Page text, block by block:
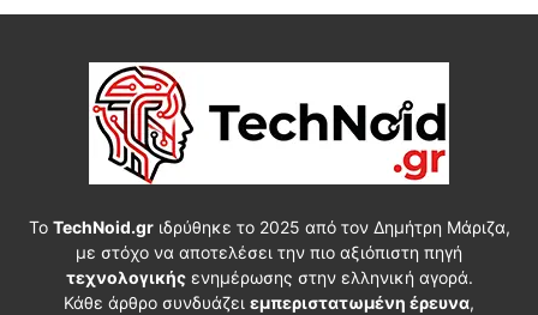
Το TechNoid.grιδρύθηκε το 2025 από τον Δημήτρη Μάριζα,
με στόχο να αποτελέσει την πιο αξιόπιστη πηγή
τεχνολογικήςενημέρωσης στην ελληνική αγορά.
Κάθε άρθρο συνδυάζει εμπεριστατωμένη έρευνα,